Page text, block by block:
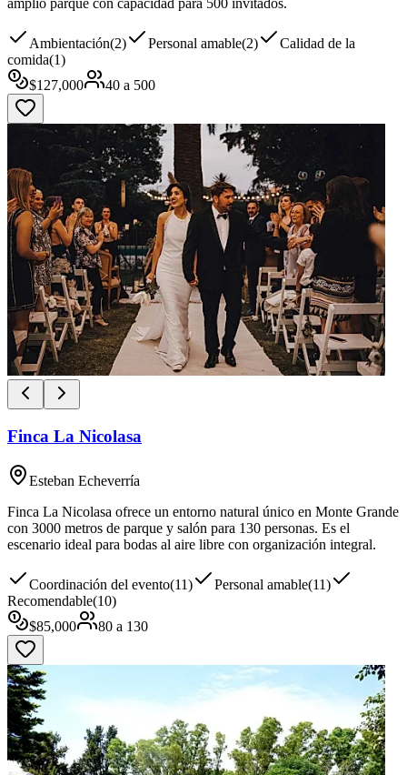
Ambientación(2) Personal amable(2)
Calidad de la
comida(1)
$127,000 40 a 500
Finca La Nicolasa
Esteban Echeverría
Finca La Nicolasa ofrece un entorno natural único en Monte Grande
con 3000 metros de parque y salón para 130 personas. Es el
escenario ideal para bodas al aire libre con organización integral.
Coordinación del evento(11) Personal amable(11)
Recomendable(10)
$85,000 80 a 130